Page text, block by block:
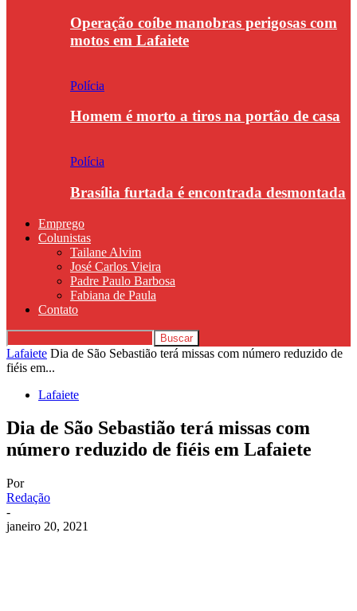
Operação coíbe manobras perigosas com
motos em Lafaiete
Polícia
Homem é morto a tiros na portão de casa
Polícia
Brasília furtada é encontrada desmontada
Emprego
Colunistas
Tailane Alvim
José Carlos Vieira
Padre Paulo Barbosa
Fabiana de Paula
Contato
Lafaiete Dia de São Sebastião terá missas com número reduzido de
fiéis em...
Lafaiete
Dia de São Sebastião terá missas com
número reduzido de fiéis em Lafaiete
Por
Redação
-
janeiro 20, 2021